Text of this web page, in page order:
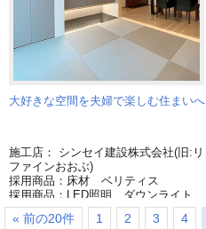
大好きな空間を夫婦で楽しむ住まいへ
施工店： シンセイ建設株式会社(旧:リ
ファインおおぶ)
採用商品：床材 ベリティス
採用商品：LED照明 ダウンライト
採用商品：上吊り引戸アウトセット納
まり
« 前の20件 1 2 3 4